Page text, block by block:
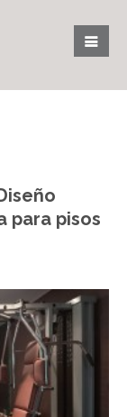
para pisos